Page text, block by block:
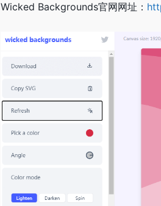
Wicked Backgrounds官网网址：